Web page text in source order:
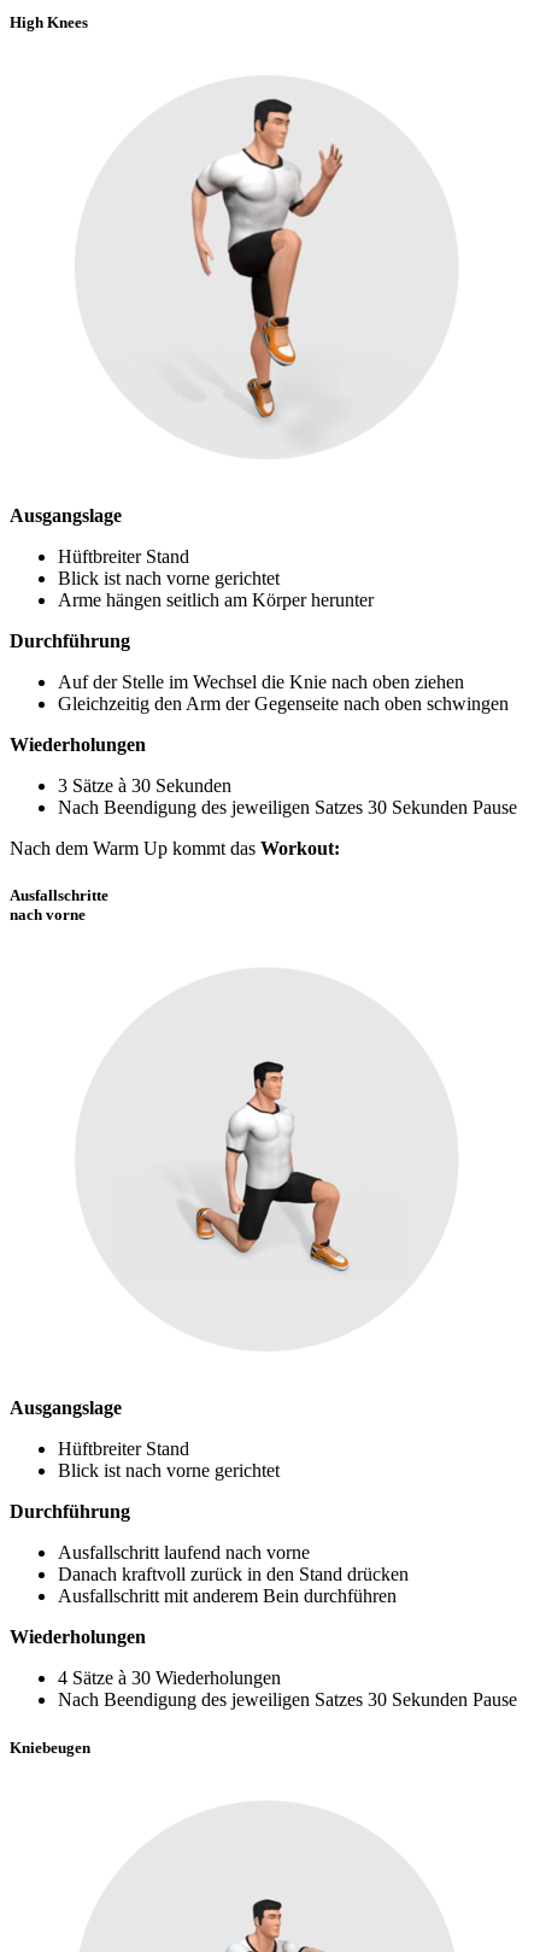
High Knees
Ausgangslage
Hüftbreiter Stand
Blick ist nach vorne gerichtet
Arme hängen seitlich am Körper herunter
Durchführung
Auf der Stelle im Wechsel die Knie nach oben ziehen
Gleichzeitig den Arm der Gegenseite nach oben schwingen
Wiederholungen
3 Sätze à 30 Sekunden
Nach Beendigung des jeweiligen Satzes 30 Sekunden Pause
Nach dem Warm Up kommt das Workout:
Ausfallschritte
nach vorne
Ausgangslage
Hüftbreiter Stand
Blick ist nach vorne gerichtet
Durchführung
Ausfallschritt laufend nach vorne
Danach kraftvoll zurück in den Stand drücken
Ausfallschritt mit anderem Bein durchführen
Wiederholungen
4 Sätze à 30 Wiederholungen
Nach Beendigung des jeweiligen Satzes 30 Sekunden Pause
Kniebeugen